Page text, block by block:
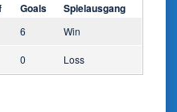
Goals Spielausgang
6 Win
0 Loss